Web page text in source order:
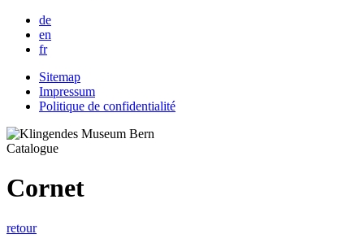
de
en
fr
Sitemap
Impressum
Politique de confidentialité
Catalogue
Cornet
retour